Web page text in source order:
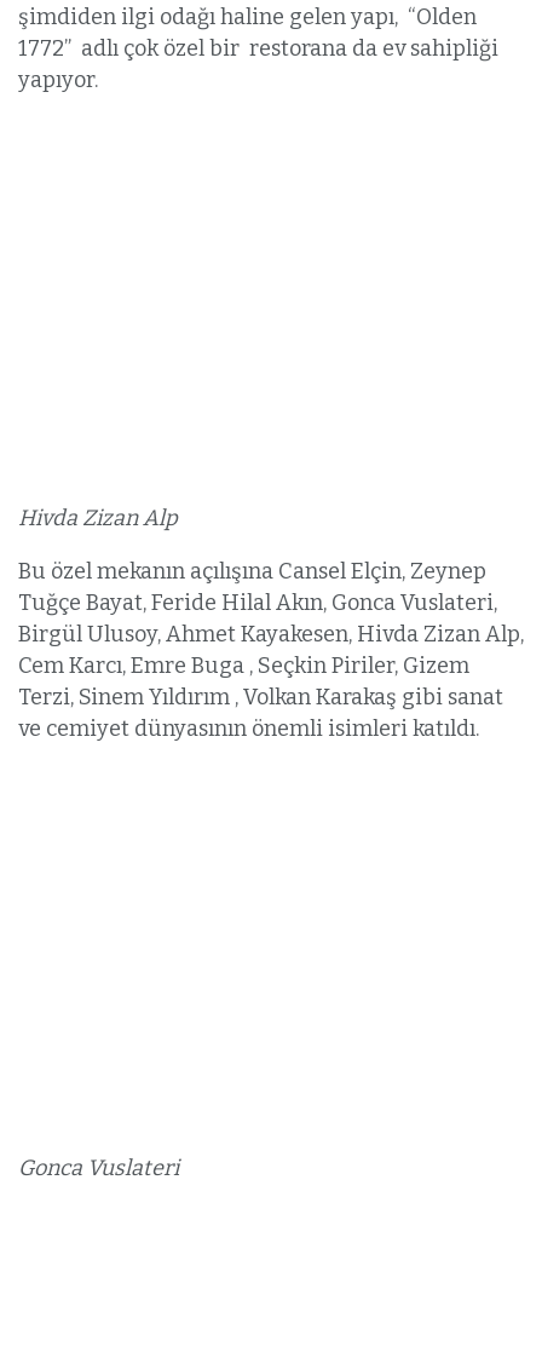
şimdiden ilgi odağı haline gelen yapı, “Olden
1772” adlı çok özel bir restorana da ev sahipliği
yapıyor.
Hivda Zizan Alp
Bu özel mekanın açılışına Cansel Elçin, Zeynep
Tuğçe Bayat, Feride Hilal Akın, Gonca Vuslateri,
Birgül Ulusoy, Ahmet Kayakesen, Hivda Zizan Alp,
Cem Karcı, Emre Buga , Seçkin Piriler, Gizem
Terzi, Sinem Yıldırım , Volkan Karakaş gibi sanat
ve cemiyet dünyasının önemli isimleri katıldı.
Gonca Vuslateri